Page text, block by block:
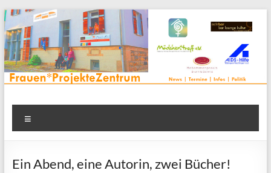
Zum
Inhalt
springen
Frauenprojektehaus wird
FrauenProjekteZentrum
Frauen* | Mädchen* | Projekte | Beratung | Veranstaltungen |
in einem Zentrum | Räume für alle | Projektarbeit | Begegnung
Ein Abend, eine Autorin, zwei Bücher!